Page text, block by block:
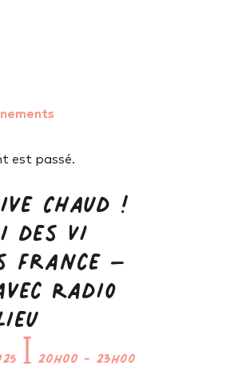
est passé.
Chaud !
des VI
France –
Radio
ꟾ 20h00 - 23h00